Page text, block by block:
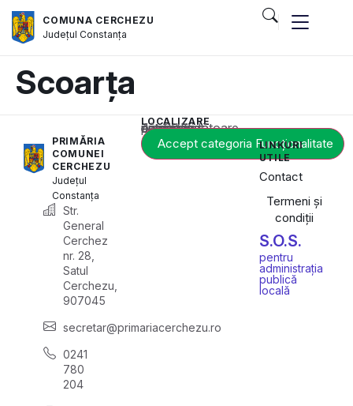
COMUNA CERCHEZU
JudețulConstanța
Scoarța
PRIMĂRIA
COMUNEI
CERCHEZU
Județul
Constanța
Str.
General
Cerchez
nr. 28,
Satul
Cerchezu,
907045
secretar@primariacerchezu.ro
0241
780
204
LOCALIZARE
Acest conținut este blocat până când acceptați categoria corespunzătoare de cookie-uri.
Accept categoria Funcționalitate
LINKURI
UTILE
Contact
Termeni și
condiții
S.O.S.
pentru
administrația
publică
locală